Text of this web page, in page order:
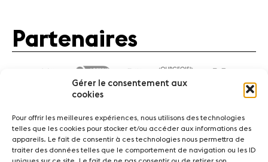
Gérer le consentement aux
cookies
Pour offrir les meilleures expériences, nous utilisons des technologies
telles que les cookies pour stocker et/ou accéder aux informations des
appareils. Le fait de consentir à ces technologies nous permettra de
traiter des données telles que le comportement de navigation ou les ID
Partenaires
ActualitésConcerts Bénévoles Médiation